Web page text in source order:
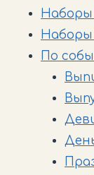
По